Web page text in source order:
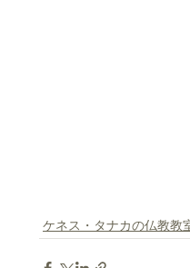
ケネス・タナカの仏教教